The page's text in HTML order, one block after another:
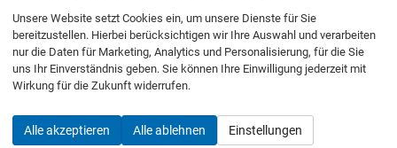
E301 Induktive Ladestation
Sicherheit & Assistenz
Zugang- und Startsystem)
Unsere Website setzt Cookies ein, um unsere Dienste für Sie
bereitzustellen. Hierbei berücksichtigen wir Ihre Auswahl und verarbeiten
nur die Daten für Marketing, Analytics und Personalisierung, für die Sie
uns Ihr Einverständnis geben. Sie können Ihre Einwilligung jederzeit mit
Wirkung für die Zukunft widerrufen.
Alle akzeptieren Alle ablehnen Einstellungen